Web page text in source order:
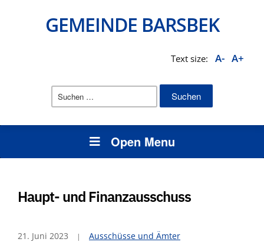
GEMEINDE BARSBEK
Text size: A- A+
Suchen
Open Menu
Haupt- und Finanzausschuss
21. Juni 2023 Ausschüsse und Ämter